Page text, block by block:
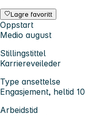
Lagre favoritt
Oppstart
Medio august
Stillingstittel
Karriereveileder
Type ansettelse
Engasjement, heltid
Arbeidstid